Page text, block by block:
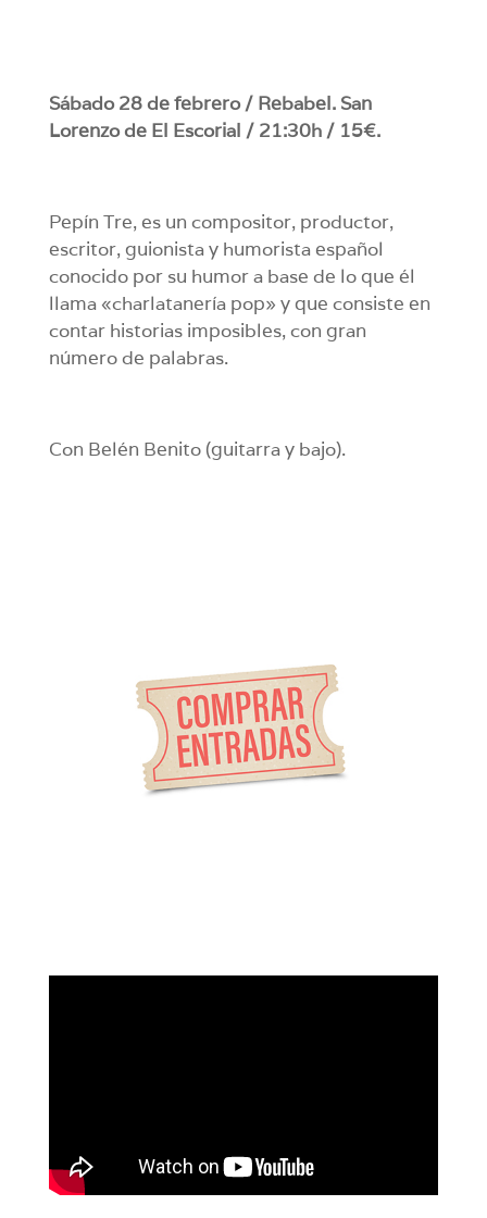
Sábado 28 de febrero / Rebabel. San
Lorenzo de El Escorial / 21:30h / 15€.
Pepín Tre, es un compositor, productor,
escritor, guionista y humorista español
conocido por su humor a base de lo que él
llama «charlatanería pop» y que consiste en
contar historias imposibles, con gran
número de palabras.
Con Belén Benito (guitarra y bajo).